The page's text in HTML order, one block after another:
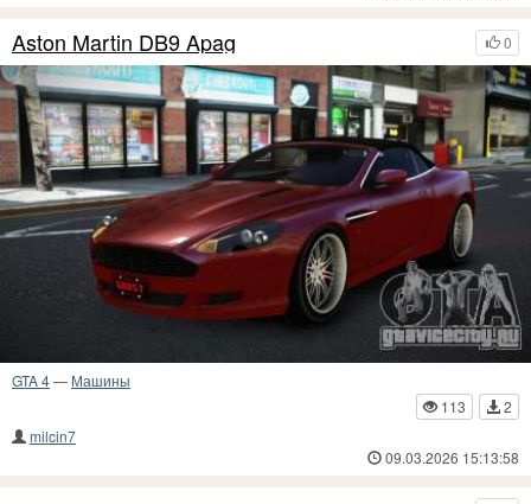
0
Aston Martin DB9 Apag
GTA 4— Машины
113
2
milcin7
09.03.2026 15:13:58